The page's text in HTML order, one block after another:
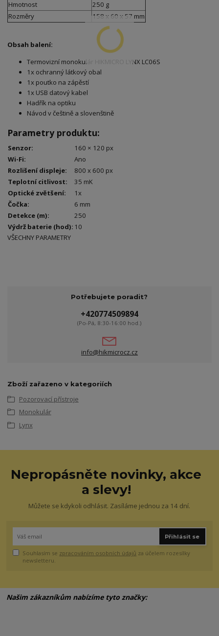
Hmotnost
250 g
Rozměry
158 x 60 x 57 mm
Obsah balení:
Termovizní monokulár HIKMICRO LYNX LC06S
1x ochranný látkový obal
1x poutko na zápěstí
1x USB datový kabel
Hadřík na optiku
Návod v češtině a slovenštině
Parametry produktu:
Senzor:
160 × 120 px
Wi-Fi:
Ano
Rozlišení displeje:
800 x 600 px
Teplotní citlivost:
35 mK
Optické zvětšení:
1x
Čočka:
6 mm
Detekce (m):
250
Výdrž baterie (hod): 10
VŠECHNY PARAMETRY
Potřebujete poradit?
+420774509894
(Po-Pá, 8:30-16:00 hod.)
info@hikmicrocz.cz
Zboží zařazeno v kategoriích
Pozorovací přístroje
Monokulár
Lynx
Nepropásněte novinky, akce
a slevy!
Můžete se kdykoli odhlásit. Zasíláme jednou za 14 dní.
Přihlásit se
Souhlasím se zpracováním osobních údajů za účelem rozesílky
newsletteru.
Našim zákazníkům nabízíme tyto značky: